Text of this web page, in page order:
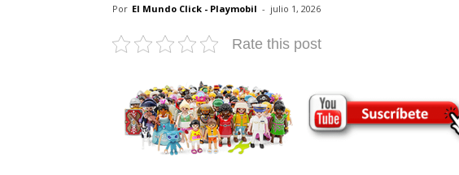
Por El Mundo Click - Playmobil - julio 1, 2026
Rate this post